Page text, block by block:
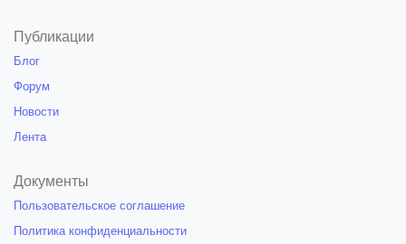
Публикации
Блог
Форум
Новости
Лента
Документы
Пользовательское соглашение
Политика конфиденциальности